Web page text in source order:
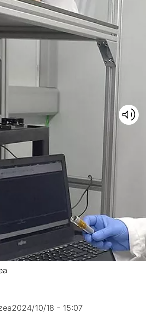
2024/10/18 - 15:07